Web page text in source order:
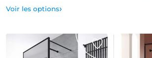
Voir les options›